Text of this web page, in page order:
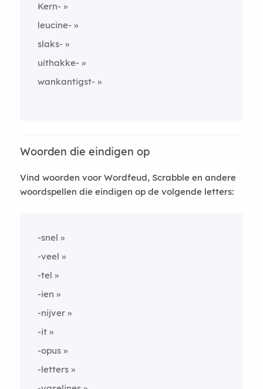
Kern-
leucine-
slaks-
uithakke-
wankantigst-
Woorden die eindigen op
Vind woorden voor Wordfeud, Scrabble en andere
woordspellen die eindigen op de volgende letters:
-snel
-veel
-tel
-ien
-nijver
-it
-opus
-letters